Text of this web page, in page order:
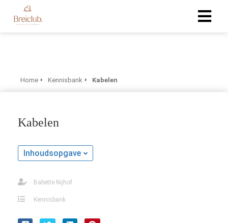
Home Kennisbank Kabelen
Kabelen
Inhoudsopgave
Babette Nijhof
Kennisbank